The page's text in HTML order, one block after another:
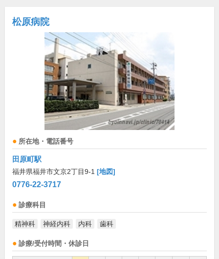
松原病院
所在地・電話番号
田原町駅
福井県福井市文京2丁目9-1 [地図]
0776-22-3717
診療科目
精神科 神経内科 内科 歯科
診療/受付時間・休診日